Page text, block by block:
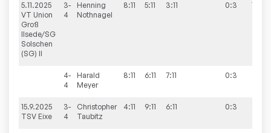
5.11.2025
VT Union
Groß
Ilsede/SG
Solschen
(SG) II
3-
4
Henning
Nothnagel
8:11 5:11 3:11 0:3 1:9
4-
4
Harald
Meyer
8:11 6:11 7:11 0:3
15.9.2025
TSV Eixe
3-
4
Christopher
Taubitz
4:11 9:11 6:11 0:3